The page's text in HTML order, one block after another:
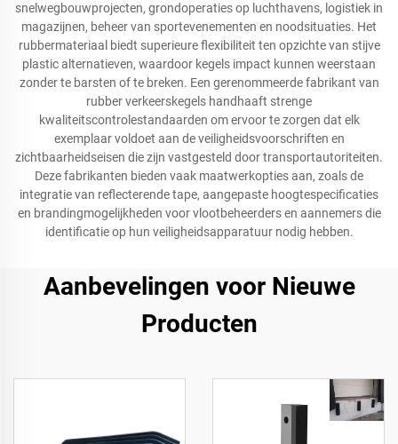
snelwegbouwprojecten, grondoperaties op luchthavens, logistiek in
magazijnen, beheer van sportevenementen en noodsituaties. Het
rubbermateriaal biedt superieure flexibiliteit ten opzichte van stijve
plastic alternatieven, waardoor kegels impact kunnen weerstaan
zonder te barsten of te breken. Een gerenommeerde fabrikant van
rubber verkeerskegels handhaaft strenge
kwaliteitscontrolestandaarden om ervoor te zorgen dat elk
exemplaar voldoet aan de veiligheidsvoorschriften en
zichtbaarheidseisen die zijn vastgesteld door transportautoriteiten.
Deze fabrikanten bieden vaak maatwerkopties aan, zoals de
integratie van reflecterende tape, aangepaste hoogtespecificaties
en brandingmogelijkheden voor vlootbeheerders en aannemers die
identificatie op hun veiligheidsapparatuur nodig hebben.
Aanbevelingen voor Nieuwe
Producten